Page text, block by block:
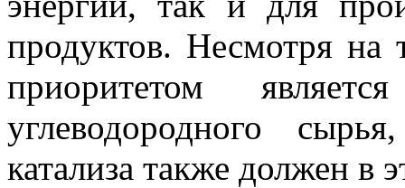
продуктов. Несмотря на
приоритетом
углеводородного
катализа также должен в